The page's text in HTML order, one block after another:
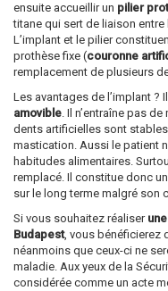
ensuite accueillir un pilier
titane qui sert de liaison
L’implant et le pilier
prothèse fixe (couronne
remplacement de plusieurs
Les avantages de l’implant ?
amovible. Il n’entraîne pas
dents artificielles sont
mastication. Aussi le patient
habitudes alimentaires.
remplacé. Il constitue donc
sur le long terme malgré son
Si vous souhaitez réaliser
Budapest, vous bénéficierez
néanmoins que ceux-ci ne
maladie. Aux yeux de la
considérée comme un acte